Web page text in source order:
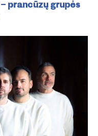
prancūzų grupės